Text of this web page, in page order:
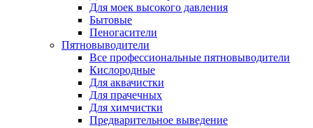
Для моек высокого давления
Бытовые
Пеногасители
Пятновыводители
Все профессиональные пятновыводители
Кислородные
Для аквачистки
Для прачечных
Для химчистки
Предварительное выведение